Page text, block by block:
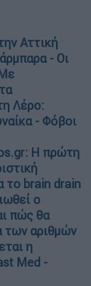
Αττική
- Οι
Λέρο:
- Φόβοι
Η πρώτη
το brain drain
ο
πώς θα
των αριθμών
η
Med -